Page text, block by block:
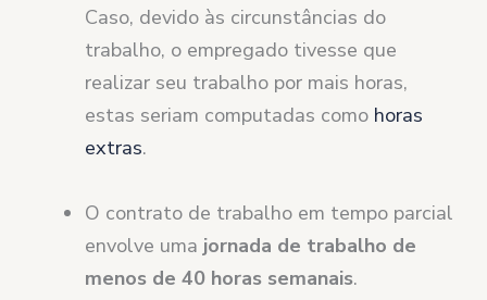
Caso, devido às circunstâncias do
trabalho, o empregado tivesse que
realizar seu trabalho por mais horas,
estas seriam computadas como horas
extras.
O contrato de trabalho em tempo parcial
envolve uma jornada de trabalho de
menos de 40 horas semanais.